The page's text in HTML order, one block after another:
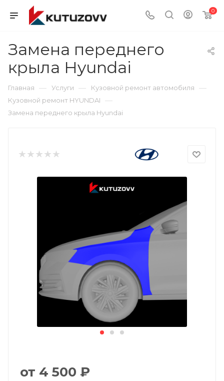
0
Замена переднего
крыла Hyundai
Главная — Услуги — Кузовной ремонт автомобиля —
Кузовной ремонт HYUNDAI —
Замена переднего крыла Hyundai
4 500 ₽